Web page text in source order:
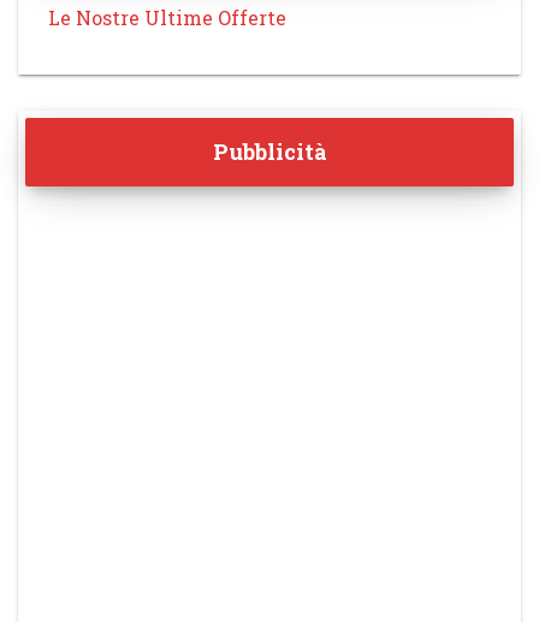
Le Nostre Ultime Offerte
Pubblicità